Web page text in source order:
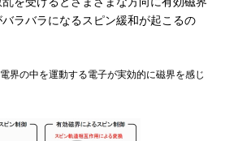
ラバラになるスピン緩和が起こるの
界の中を運動する電子が実効的に磁界を感じ